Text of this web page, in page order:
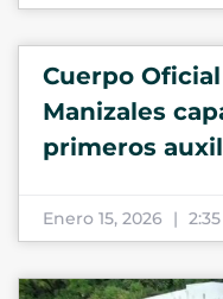
Cuerpo
Manizales
primeros
Enero 15, 2026